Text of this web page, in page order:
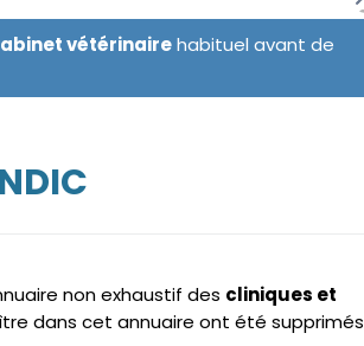
vétérinairehabituel avant de
non exhaustif des cliniques et
dans cet annuaire ont été supprimés